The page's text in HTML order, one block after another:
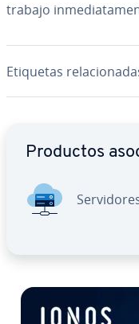
trabajo
Etiquetas
Productos